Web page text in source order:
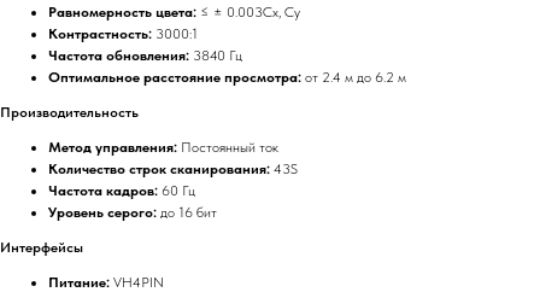
Равномерность цвета: ≤ ± 0.003Cx, Cy
Контрастность: 3000:1
Частота обновления: 3840 Гц
Оптимальное расстояние просмотра: от 2.4 м до 6.2 м
Производительность
Метод управления: Постоянный ток
Количество строк сканирования: 43S
Частота кадров: 60 Гц
Уровень серого: до 16 бит
Интерфейсы
Питание: VH4PIN